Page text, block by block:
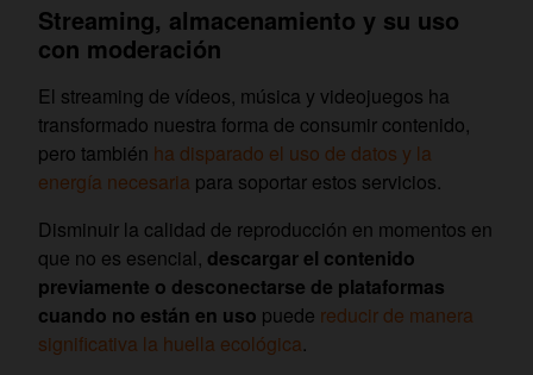
Streaming, almacenamiento y su uso
con moderación
El streaming de vídeos, música y videojuegos ha
transformado nuestra forma de consumir contenido,
pero también ha disparado el uso de datos y la
energía necesaria para soportar estos servicios.
Disminuir la calidad de reproducción en momentos en
que no es esencial, descargar el contenido
previamente o desconectarse de plataformas
cuando no están en uso puede reducir de manera
significativa la huella ecológica.